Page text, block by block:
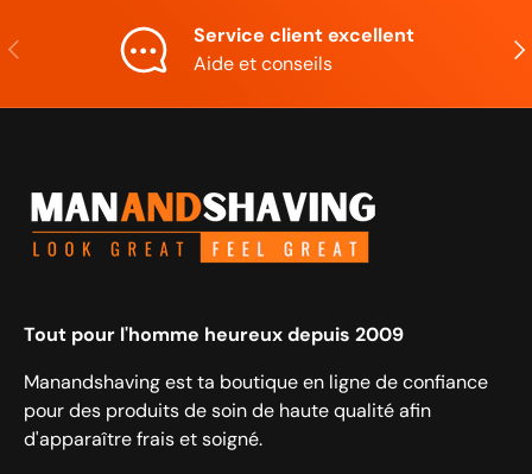
Précédent
Service client excellent
Aide et conseils
Tout pour l'homme heureux depuis 2009
Manandshaving est ta boutique en ligne de confiance
pour des produits de soin de haute qualité afin
d'apparaître frais et soigné.